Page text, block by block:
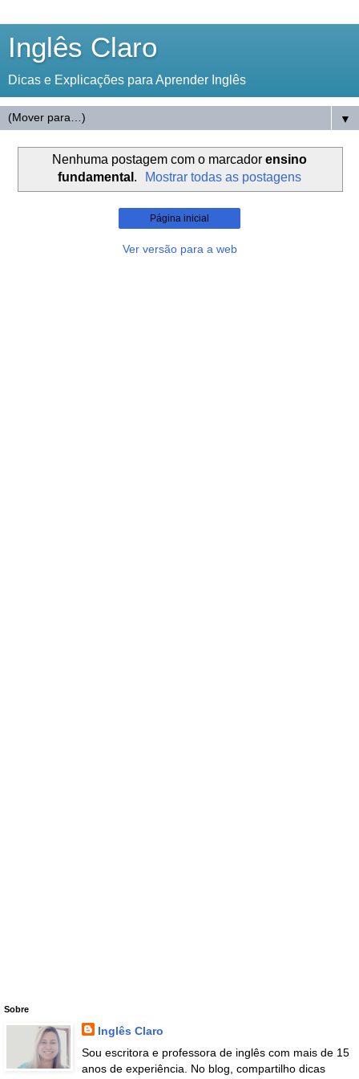
Inglês Claro
Dicas e Explicações para Aprender Inglês
▼
Nenhuma postagem com o marcador ensino
fundamental . Mostrar todas as postagens
Página inicial
Ver versão para a web
Sobre
Inglês Claro
Sou escritora e professora de inglês com mais de 15
anos de experiência. No blog, compartilho dicas